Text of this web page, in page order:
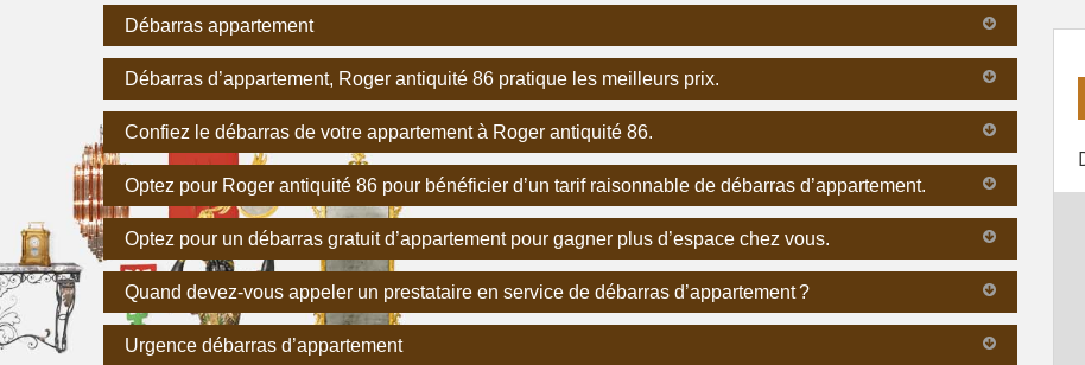
Débarras appartement
Débarras d’appartement, Roger antiquité 86 pratique les meilleurs prix.
Confiez le débarras de votre appartement à Roger antiquité 86.
Optez pour Roger antiquité 86 pour bénéficier d’un tarif raisonnable de débarras d’appartement.
Optez pour un débarras gratuit d’appartement pour gagner plus d’espace chez vous.
Quand devez-vous appeler un prestataire en service de débarras d’appartement ?
Urgence débarras d’appartement